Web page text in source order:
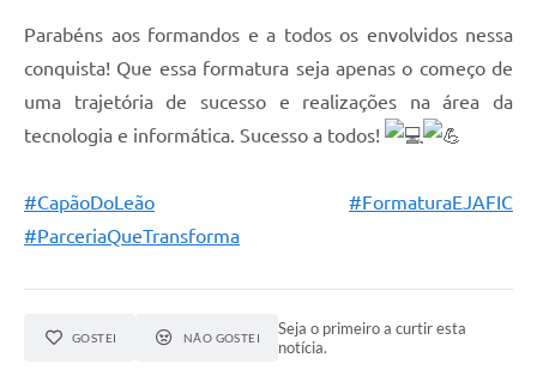
Parabéns aos formandos e a todos os envolvidos nessa
conquista! Que essa formatura seja apenas o começo de
uma trajetória de sucesso e realizações na área da
tecnologia e informática. Sucesso a todos!
#CapãoDoLeão
#FormaturaEJAFIC
#ParceriaQueTransforma
GOSTEI NÃO GOSTEI
Seja o primeiro a curtir esta
notícia.